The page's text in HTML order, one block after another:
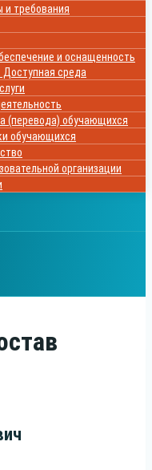
и требования
и оснащенность
Доступная среда
(перевода) обучающихся
обучающихся
организации